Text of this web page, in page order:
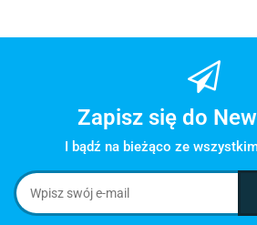
Zapisz się do
I bądź na bieżąco ze